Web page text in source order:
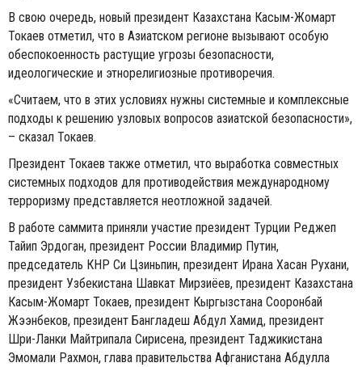
В свою очередь, новый президент Казахстана Касым-Жомарт
Токаев отметил, что в Азиатском регионе вызывают особую
обеспокоенность растущие угрозы безопасности,
идеологические и этнорелигиозные противоречия.
«Считаем, что в этих условиях нужны системные и комплексные
подходы к решению узловых вопросов азиатской безопасности»,
– сказал Токаев.
Президент Токаев также отметил, что выработка совместных
системных подходов для противодействия международному
терроризму представляется неотложной задачей.
В работе саммита приняли участие президент Турции Реджеп
Тайип Эрдоган, президент России Владимир Путин,
председатель КНР Си Цзиньпин, президент Ирана Хасан Рухани,
президент Узбекистана Шавкат Мирзиёев, президент Казахстана
Касым-Жомарт Токаев, президент Кыргызстана Сооронбай
Жээнбеков, президент Бангладеш Абдул Хамид, президент
Шри-Ланки Майтрипала Сирисена, президент Таджикистана
Эмомали Рахмон, глава правительства Афганистана Абдулла